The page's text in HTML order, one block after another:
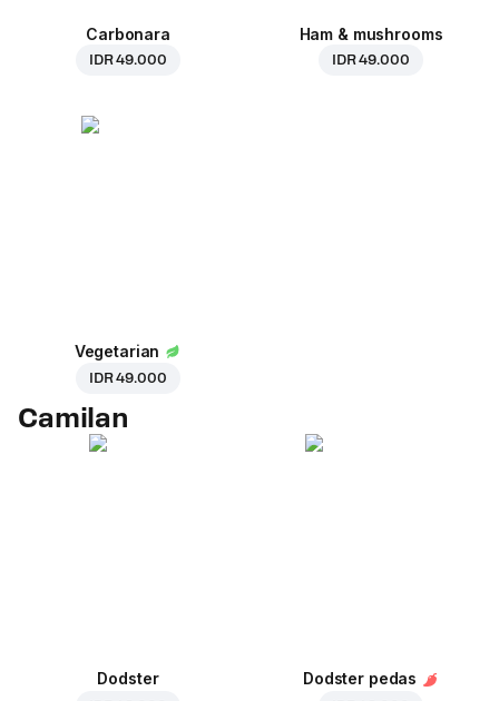
Carbonara
IDR 49.000
Ham & mushrooms
IDR 49.000
Vegetarian
IDR 49.000
Camilan
Dodster Dodster pedas